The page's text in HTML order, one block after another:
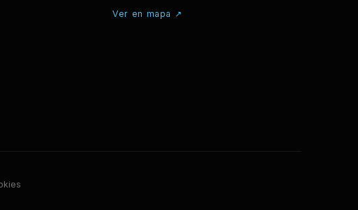
Ver en mapa ↗